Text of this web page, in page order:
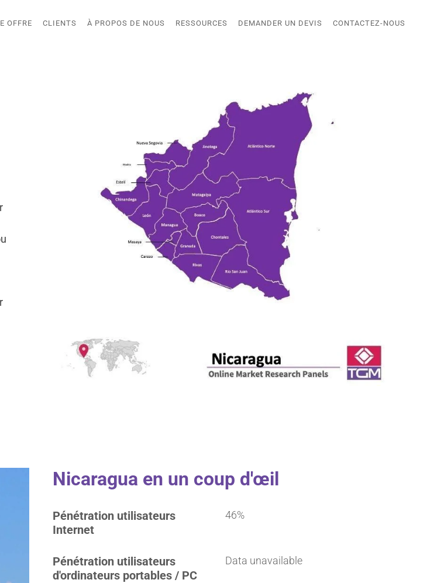
OFFRE CLIENTS À PROPOS DE NOUS RESSOURCES DEMANDER UN DEVIS CONTACTEZ-NOUS
Nicaragua en un coup d'œil
Pénétration utilisateurs
Internet
46%
Pénétration utilisateurs
d'ordinateurs portables / PC
Data unavailable